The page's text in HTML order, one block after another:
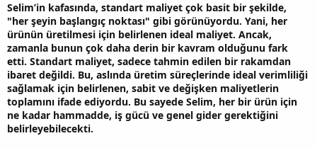
Selim’in kafasında, standart maliyet çok basit bir şekilde,
"her şeyin başlangıç noktası" gibi görünüyordu. Yani, her
ürünün üretilmesi için belirlenen ideal maliyet. Ancak,
zamanla bunun çok daha derin bir kavram olduğunu fark
etti. Standart maliyet, sadece tahmin edilen bir rakamdan
ibaret değildi. Bu, aslında üretim süreçlerinde ideal verimliliği
sağlamak için belirlenen, sabit ve değişken maliyetlerin
toplamını ifade ediyordu. Bu sayede Selim, her bir ürün için
ne kadar hammadde, iş gücü ve genel gider gerektiğini
belirleyebilecekti.